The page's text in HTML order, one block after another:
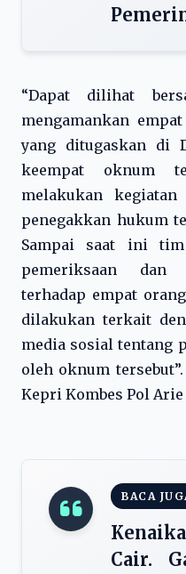
“Dapat dilihat
mengamankan
yang ditugaskan di
keempat oknum
melakukan
penegakkan hukum
Sampai saat ini
pemeriksaan dan
terhadap empat
dilakukan terkait
media sosial tentang
oleh oknum
Kepri Kombes Pol Arie
BACA
Cair.